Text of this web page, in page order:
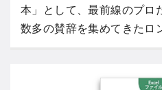
本」として、最前線のプロ
数多の賛辞を集めてきたロ